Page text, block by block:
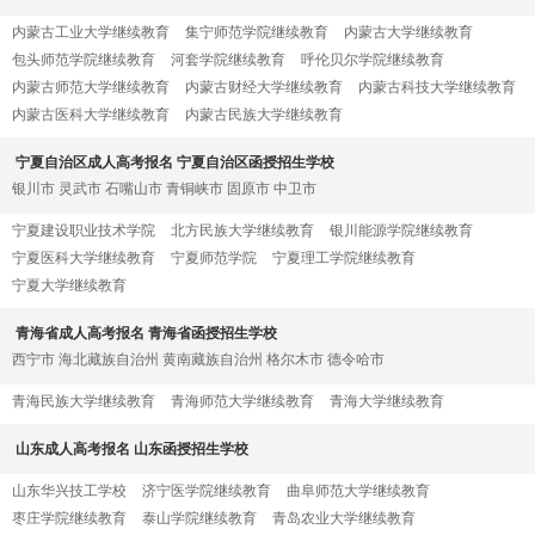
内蒙古工业大学继续教育 集宁师范学院继续教育
内蒙古大学继续教育
包头师范学院继续教育
河套学院继续教育
呼伦贝尔学院继续教育
内蒙古师范大学继续教育
内蒙古财经大学继续教育
内蒙古科技大学继续教育
内蒙古医科大学继续教育
内蒙古民族大学继续教育
宁夏自治区成人高考报名 宁夏自治区函授招生学校
银川市 灵武市 石嘴山市 青铜峡市 固原市 中卫市
宁夏建设职业技术学院 北方民族大学继续教育
银川能源学院继续教育
宁夏医科大学继续教育
宁夏师范学院
宁夏理工学院继续教育
宁夏大学继续教育
青海省成人高考报名 青海省函授招生学校
西宁市 海北藏族自治州 黄南藏族自治州 格尔木市 德令哈市
青海民族大学继续教育 青海师范大学继续教育 青海大学继续教育
山东成人高考报名 山东函授招生学校
山东华兴技工学校 济宁医学院继续教育
曲阜师范大学继续教育
枣庄学院继续教育
泰山学院继续教育
青岛农业大学继续教育